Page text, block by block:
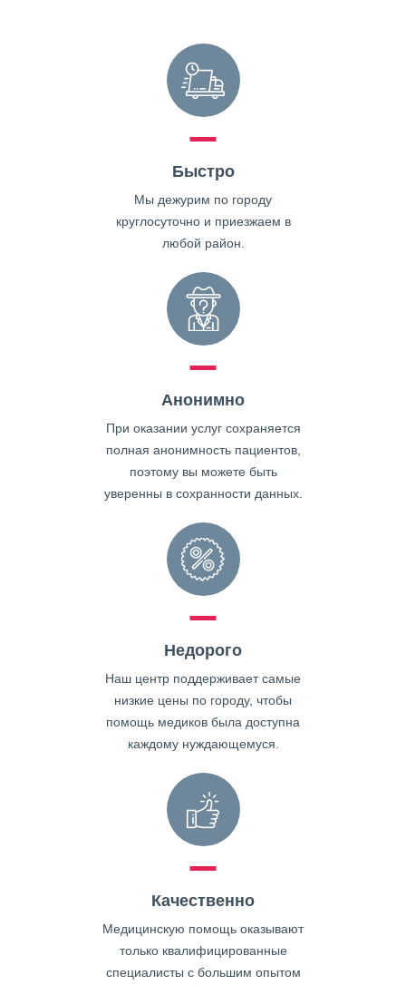
Быстро
Мы дежурим по городу
круглосуточно и приезжаем в
любой район.
Анонимно
При оказании услуг сохраняется
полная анонимность пациентов,
поэтому вы можете быть
уверенны в сохранности данных.
Недорого
Наш центр поддерживает самые
низкие цены по городу, чтобы
помощь медиков была доступна
каждому нуждающемуся.
Качественно
Медицинскую помощь оказывают
только квалифицированные
специалисты с большим опытом